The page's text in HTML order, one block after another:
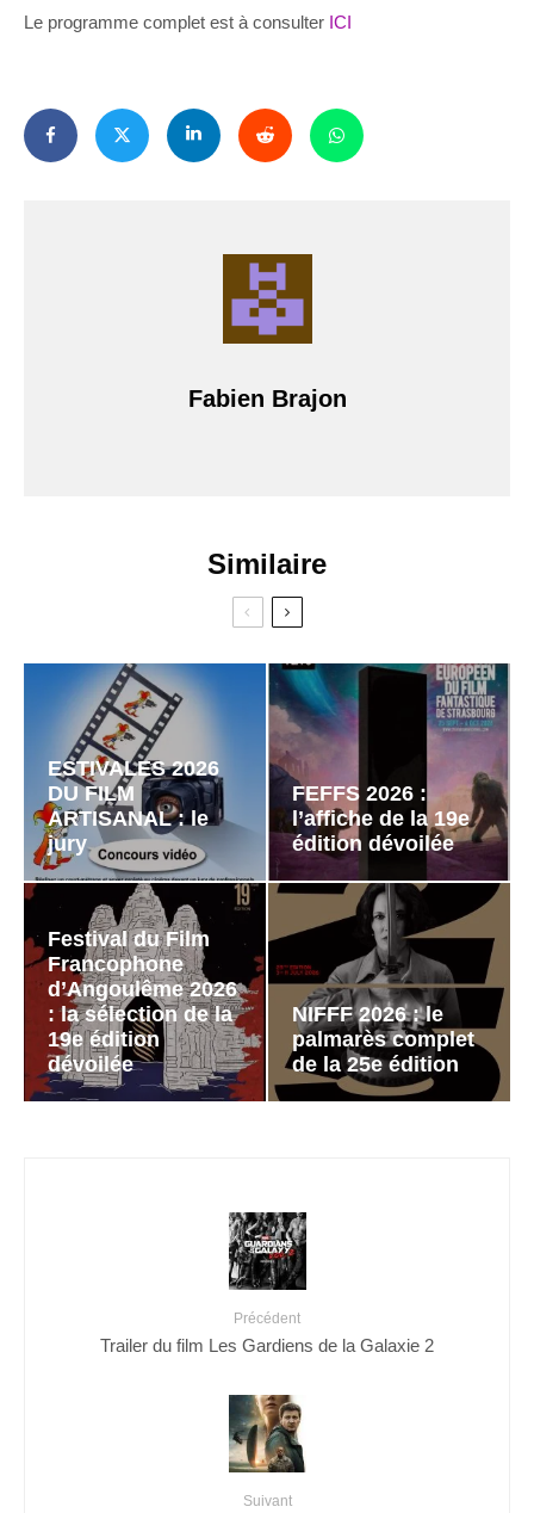
Le programme complet est à consulter ICI
Fabien Brajon
Similaire
ESTIVALES 2026
DU FILM
ARTISANAL : le
jury
FEFFS 2026 :
l’affiche de la 19e
édition dévoilée
Festival du Film
Francophone
d’Angoulême 2026
: la sélection de la
19e édition
dévoilée
NIFFF 2026 : le
palmarès complet
de la 25e édition
Précédent
Trailer du film Les Gardiens de la Galaxie 2
Suivant